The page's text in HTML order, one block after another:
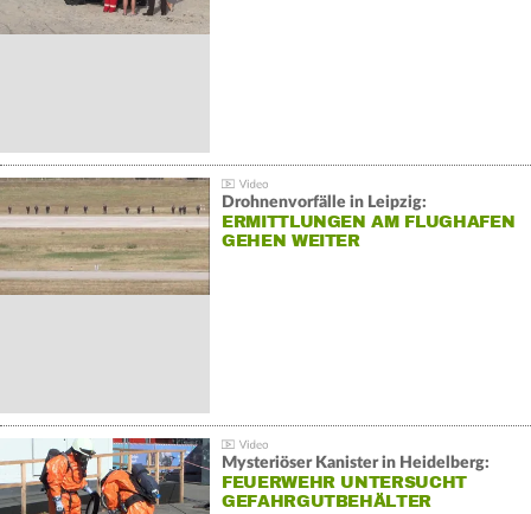
Drohnenvorfälle in Leipzig:
ERMITTLUNGEN AM FLUGHAFEN
GEHEN WEITER
Mysteriöser Kanister in Heidelberg:
FEUERWEHR UNTERSUCHT
GEFAHRGUTBEHÄLTER